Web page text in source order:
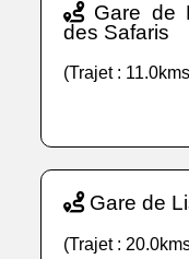
Gare de
des Safaris
(Trajet :
Gare de
(Trajet :